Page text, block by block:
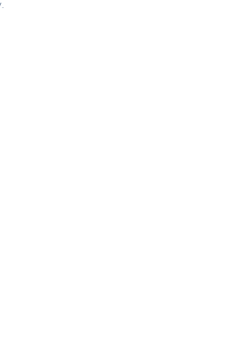
la machine.
qui explique comment
toute façon, à ce stade la
Lux 3